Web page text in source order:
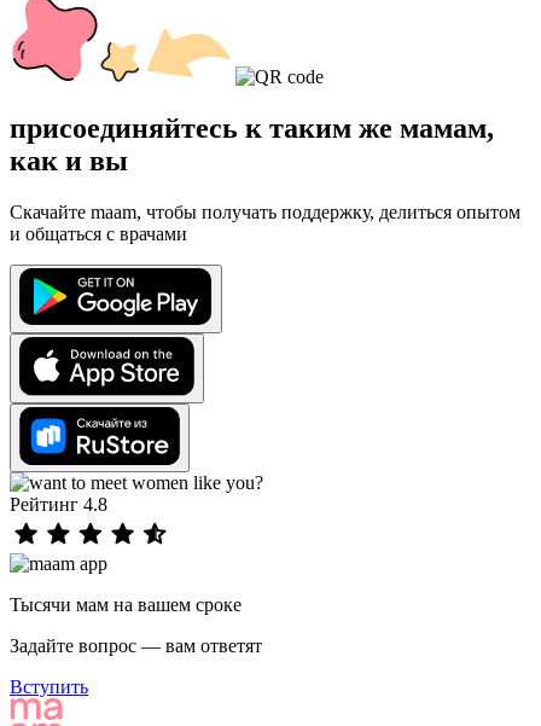
присоединяйтесь к таким же мамам,
как и вы
Скачайте maam, чтобы получать поддержку, делиться опытом
и общаться с врачами
Рейтинг 4.8
Тысячи мам на вашем сроке
Задайте вопрос — вам ответят
Вступить